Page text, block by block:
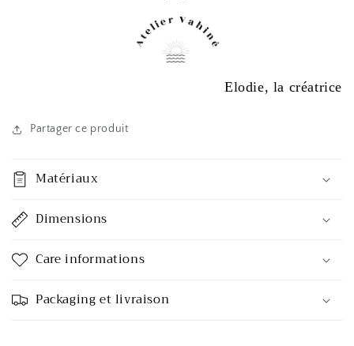
Elodie, la créatrice
Partager ce produit
Matériaux
Dimensions
Care informations
Packaging et livraison